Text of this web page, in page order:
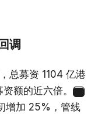
调
总募资 1104 亿港
额的近六倍。
增加 25%，管线